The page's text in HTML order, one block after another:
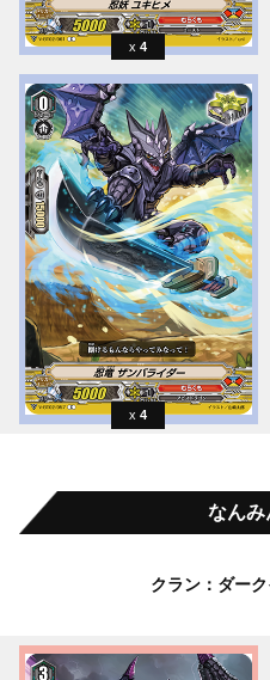
4
4
なんみ
クラン：ダー